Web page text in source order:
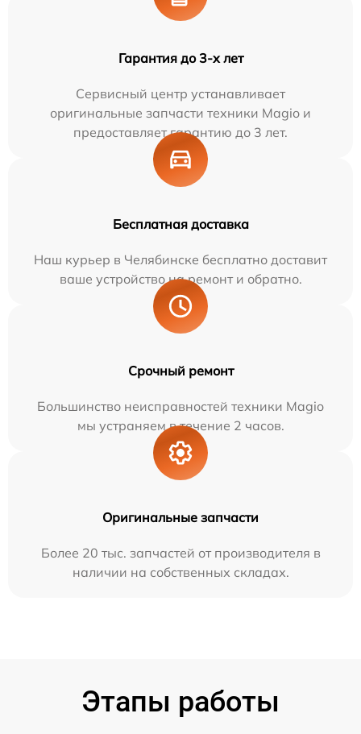
Гарантия до 3-х лет
Сервисный центр устанавливает
оригинальные запчасти техники Magio и
предоставляет гарантию до 3 лет.
Бесплатная доставка
Наш курьер в Челябинске бесплатно доставит
ваше устройство на ремонт и обратно.
Срочный ремонт
Большинство неисправностей техники Magio
мы устраняем в течение 2 часов.
Оригинальные запчасти
Более 20 тыс. запчастей от производителя в
наличии на собственных складах.
Этапы работы